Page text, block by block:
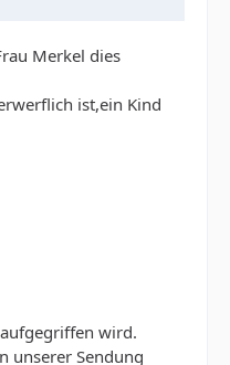
Merkel dies
ist,ein Kind
wird.
unserer Sendung